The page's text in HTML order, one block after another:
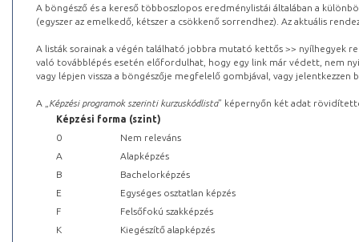
A böngésző és a kereső többoszlopos eredménylistái általában a
(egyszer az emelkedő, kétszer a csökkenő sorrendhez). Az aktuális
A listák sorainak a végén található jobbra mutató kettős >> nyílhegyek
való továbblépés esetén előfordulhat, hogy egy link már védett, nem
vagy lépjen vissza a böngészője megfelelő gombjával, vagy
A „ Képzési programok szerinti kurzuskódlista” képernyőn két adat
Képzési forma (szint)
0
Nem releváns
A
Alapképzés
B
Bachelorképzés
E
Egységes osztatlan képzés
F
Felsőfokú szakképzés
K
Kiegészítő alapképzés